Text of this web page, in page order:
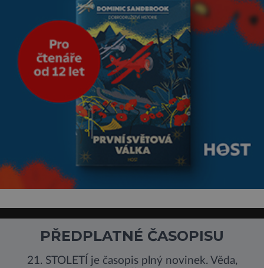
PŘEDPLATNÉ ČASOPISU
21. STOLETÍ je časopis plný novinek. Věda,